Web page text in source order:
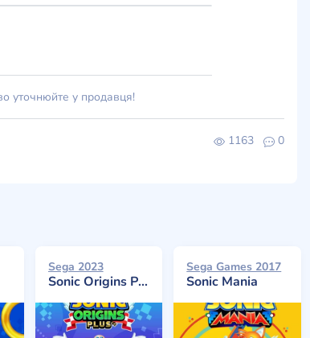
уточнюйте у продавця!
1163 0
Sega 2023
Sonic Origins Plus
Sega Games 2017
Sonic Mania